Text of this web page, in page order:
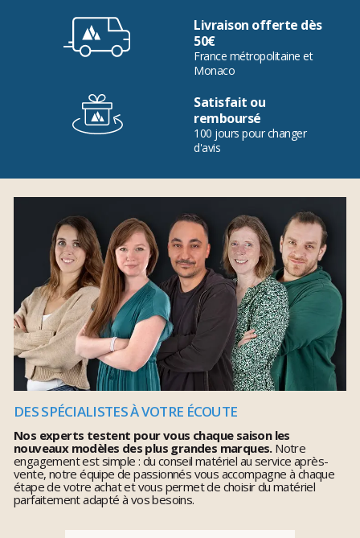
Livraison offerte dès
50€
France métropolitaine et
Monaco
Satisfait ou
remboursé
100 jours pour changer
d'avis
DES SPÉCIALISTES À VOTRE ÉCOUTE
Nos experts testent pour vous chaque saison les
nouveaux modèles des plus grandes marques.Notre
engagement est simple : du conseil matériel au service après-
vente, notre équipe de passionnés vous accompagne à chaque
étape de votre achat et vous permet de choisir du matériel
parfaitement adapté à vos besoins.